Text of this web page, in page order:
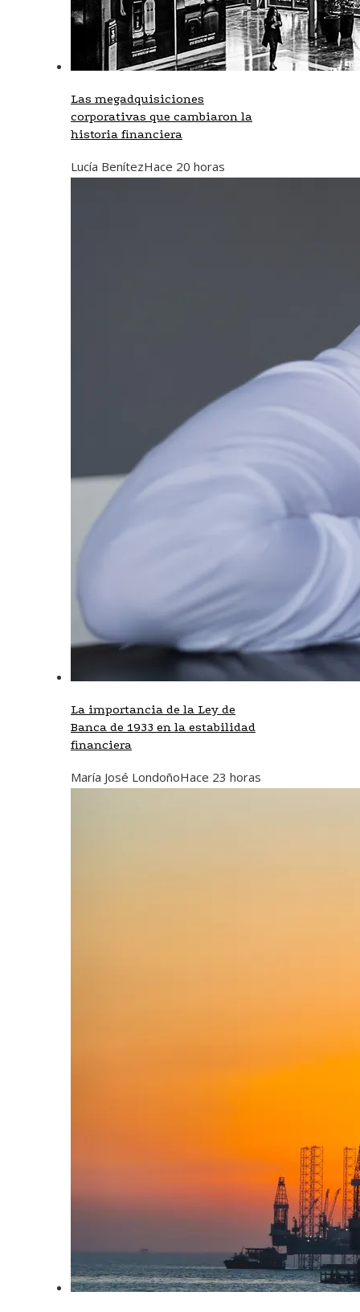
Las megadquisiciones
corporativas que cambiaron la
historia financiera
Lucía BenítezHace 20 horas
La importancia de la Ley de
Banca de 1933 en la estabilidad
financiera
María José LondoñoHace 23 horas